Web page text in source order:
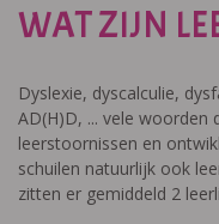
WAT ZIJN
Dyslexie, dyscalculie,
AD(H)D, ... vele woorden
leerstoornissen en
schuilen natuurlijk ook
zitten er gemiddeld 2